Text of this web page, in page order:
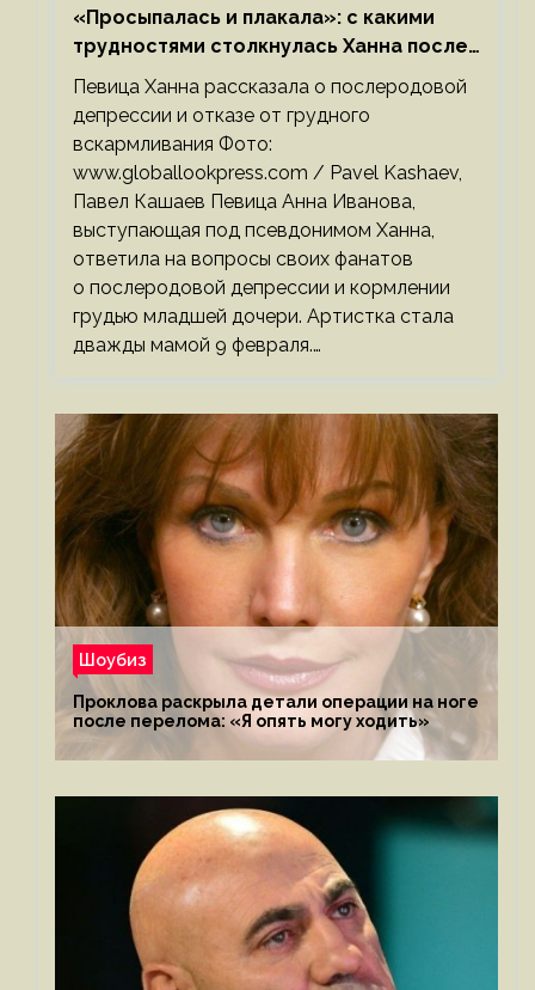
«Просыпалась и плакала»: с какими
трудностями столкнулась Ханна после
родов
Певица Ханна рассказала о послеродовой
депрессии и отказе от грудного
вскармливания Фото:
www.globallookpress.com / Pavel Kashaev,
Павел Кашаев Певица Анна Иванова,
выступающая под псевдонимом Ханна,
ответила на вопросы своих фанатов
о послеродовой депрессии и кормлении
грудью младшей дочери. Артистка стала
дважды мамой 9 февраля.…
Шоубиз
Проклова раскрыла детали операции на ноге
после перелома: «Я опять могу ходить»